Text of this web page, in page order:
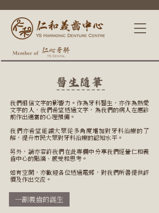
醫生隨筆
我們相信文字的影響力。作為牙科醫生，亦作為熱愛
文字的人，我們希望透過文字，為我們的病人在應診
前作出適當的心理預備。
我們亦希望能讓大眾從多角度增加對牙科治療的了
解，提升市民大眾對牙科治療的認知水平。
另外，請亦容許我們在此專欄中分享我們經營仁和義
齒中心的點滴、感受和思考。
如有空閒，亦歡迎各位透過電郵，對我們所書提供評
價及作出交流。
一副義齒的誕生